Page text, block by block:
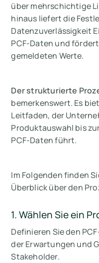
über mehrschichtige
hinaus liefert die
Datenzuverlässigkeit
PCF-Daten und
gemeldeten Werte.
Der strukturierte
bemerkenswert. Es
Leitfaden, der
Produktauswahl bis
PCF-Daten führt.
Im Folgenden finden
Überblick über den
1. Wählen Sie ein
Definieren Sie den
der Erwartungen und
Stakeholder.